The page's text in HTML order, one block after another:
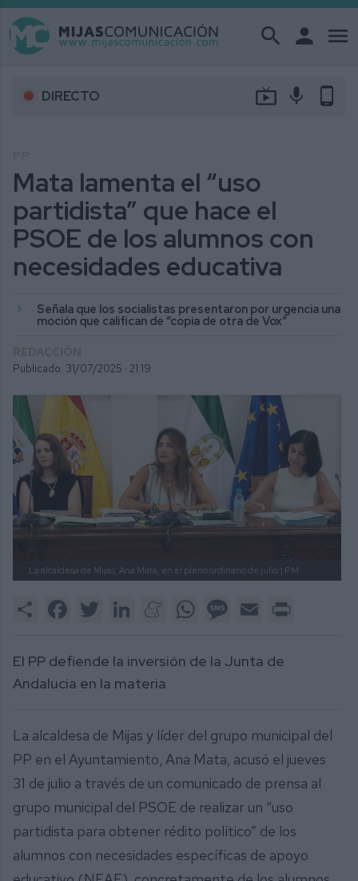
search person menu
DIRECTO live_tv mic phone_android
Mata lamenta el “uso
partidista” que hace el
PSOE de los alumnos con
necesidades educativa
Señala que los socialistas presentaron por urgencia una
moción que califican de “copia de otra de Vox”
Publicado: 31/07/2025 · 21:19
La alcaldesa de Mijas, Ana Mata, en el pleno ordinario de julio | P.M.
Share FacebookTwitter LinkedInMeneameWhatsAppMessage
Email
El PP defiende la inversión de la Junta de
Andalucía en la materia
La alcaldesa de Mijas y líder del grupo municipal del
PP en el Ayuntamiento, Ana Mata, acusó el jueves
31 de julio a través de un comunicado de prensa al
grupo municipal del PSOE de realizar un “uso
partidista para obtener rédito político” de los
alumnos con necesidades específicas de apoyo